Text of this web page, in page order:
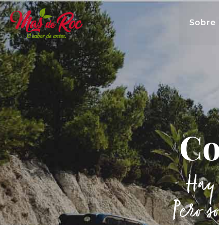
Sobre
Pero